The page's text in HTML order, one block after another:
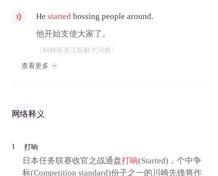
Hestarted bossing people around.
他开始支使大家了。
《柯林斯英汉双解大词典》
查看更多
网络释义
1 打响
日本任务联赛收官之战通盘打响(Started)，个中争
标(Competition standard)份子之一的川崎先锋将作